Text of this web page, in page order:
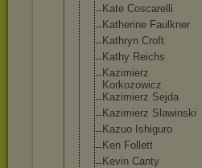
Kate Coscarelli
Katherine Faulkner
Kathryn Croft
Kathy Reichs
Kazimierz
Korkozowicz
Kazimierz Sejda
Kazimierz Slawinski
Kazuo Ishiguro
Ken Follett
Kevin Canty